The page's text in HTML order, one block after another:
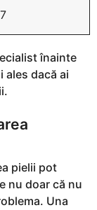
înainte
ales dacă ai
pielii pot
nu doar că nu
Una